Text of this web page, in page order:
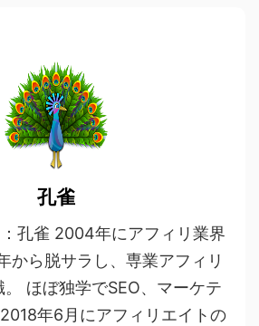
孔雀
孔雀 2004年にアフィリ業界
から脱サラし、専業アフィリ
ほぼ独学でSEO、マーケテ
年6月にアフィリエイトの